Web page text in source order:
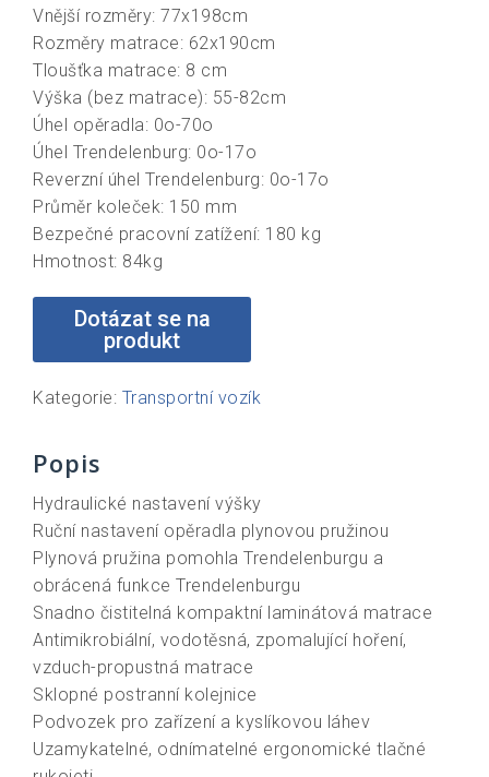
Vnější rozměry: 77x198cm
Rozměry matrace: 62x190cm
Tloušťka matrace: 8 cm
Výška (bez matrace): 55-82cm
Úhel opěradla: 0o-70o
Úhel Trendelenburg: 0o-17o
Reverzní úhel Trendelenburg: 0o-17o
Průměr koleček: 150 mm
Bezpečné pracovní zatížení: 180 kg
Hmotnost: 84kg
Kategorie: Transportní vozík
Popis
Hydraulické nastavení výšky
Ruční nastavení opěradla plynovou pružinou
Plynová pružina pomohla Trendelenburgu a
obrácená funkce Trendelenburgu
Snadno čistitelná kompaktní laminátová matrace
Antimikrobiální, vodotěsná, zpomalující hoření,
vzduch-propustná matrace
Sklopné postranní kolejnice
Podvozek pro zařízení a kyslíkovou láhev
Uzamykatelné, odnímatelné ergonomické tlačné